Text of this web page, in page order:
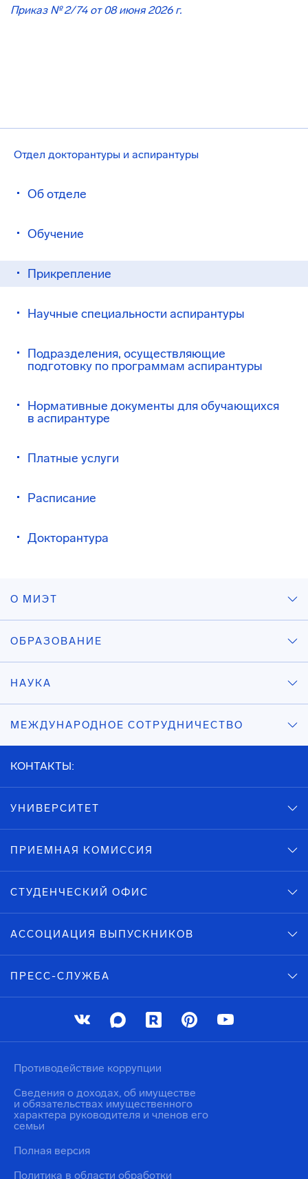
Отдел докторантуры и аспирантуры
Об отделе
Обучение
Прикрепление
Научные специальности аспирантуры
Подразделения, осуществляющие
подготовку по программам аспирантуры
Нормативные документы для обучающихся
в аспирантуре
Платные услуги
Расписание
Докторантура
Приказ № 2/74 от 08 июня2026 г.
О МИЭТ
ОБРАЗОВАНИЕ
НАУКА
МЕЖДУНАРОДНОЕ СОТРУДНИЧЕСТВО
КОНТАКТЫ:
УНИВЕРСИТЕТ
ПРИЕМНАЯ КОМИССИЯ
СТУДЕНЧЕСКИЙ ОФИС
АССОЦИАЦИЯ ВЫПУСКНИКОВ
ПРЕСС-СЛУЖБА
Политика в области обработки
Противодействие коррупции
Сведения о доходах, об имуществе
и обязательствах имущественного
характера руководителя и членов его
семьи
Полная версия